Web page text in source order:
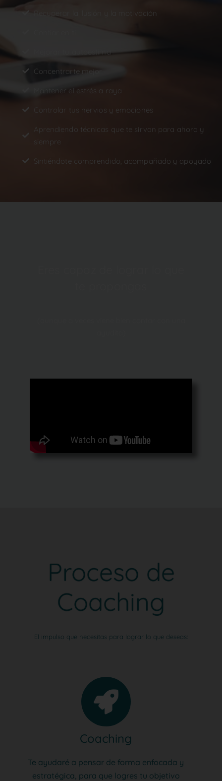
Recuperar la ilusión y la motivación
Mejorar tu autoestima
Concentrarte mejor
Mantener el estrés a raya
Controlar tus nervios y emociones
Aprendiendo técnicas que te sirvan para ahora y
siempre
Sintiéndote comprendido, acompañado y apoyado
Proceso de
Coaching
El impulso que necesitas para lograr lo que deseas:
Coaching
Te ayudaré a pensar de forma enfocada y
estratégica, para que logres tu objetivo